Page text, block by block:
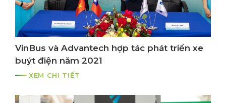
VinBus và Advantech hợp tác phát triển xe
buýt điện năm 2021
XEM CHI TIẾT